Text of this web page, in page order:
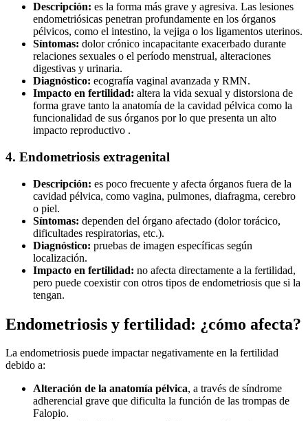
Descripción: es la forma más grave y agresiva. Las lesiones
endometriósicas penetran profundamente en los órganos
pélvicos, como el intestino, la vejiga o los ligamentos uterinos.
Síntomas: dolor crónico incapacitante exacerbado durante
relaciones sexuales o el período menstrual, alteraciones
digestivas y urinaria.
Diagnóstico: ecografía vaginal avanzada y RMN.
Impacto en fertilidad: altera la vida sexual y distorsiona de
forma grave tanto la anatomía de la cavidad pélvica como la
funcionalidad de sus órganos por lo que presenta un alto
impacto reproductivo .
4. Endometriosis extragenital
Descripción: es poco frecuente y afecta órganos fuera de la
cavidad pélvica, como vagina, pulmones, diafragma, cerebro
o piel.
Síntomas: dependen del órgano afectado (dolor torácico,
dificultades respiratorias, etc.).
Diagnóstico: pruebas de imagen específicas según
localización.
Impacto en fertilidad: no afecta directamente a la fertilidad,
pero puede coexistir con otros tipos de endometriosis que si la
tengan.
Endometriosis y fertilidad: ¿cómo afecta?
La endometriosis puede impactar negativamente en la fertilidad
debido a:
Alteración de la anatomía pélvica, a través de síndrome
adherencial grave que dificulta la función de las trompas de
Falopio.